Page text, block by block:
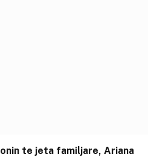
te jeta familjare, Ariana